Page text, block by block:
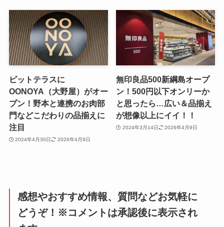
ピットテラスに
OONOYA（大野屋）がオー
プン！野本と連携のお肉部
門などこだわりの品揃えに
注目
2024年4月30日 2026年4月9日
無印良品500新綱島オープ
ン！500円以下オンリーか
と思ったら…広い＆品揃え
が想像以上にイイ！！
2024年3月14日 2026年4月9日
感想やおすすめ情報、質問などお気軽に
どうぞ！※コメントは承認後に表示され